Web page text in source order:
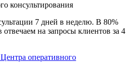
консультирования
7 дней в неделю. В 80%
отвечаем на запросы клиентов за 4
оперативного